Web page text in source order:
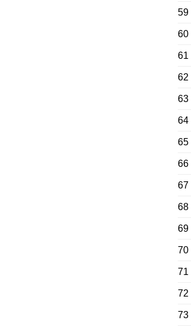
59
60
61
62
63
64
65
66
67
68
69
70
71
72
73